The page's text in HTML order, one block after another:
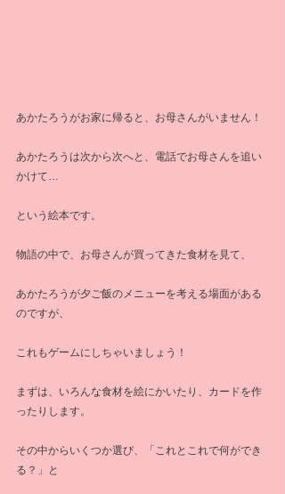
あかたろうがお家に帰ると、お母さんがいません！
あかたろうは次から次へと、電話でお母さんを追い
かけて…
という絵本です。
物語の中で、お母さんが買ってきた食材を見て、
あかたろうが夕ご飯のメニューを考える場面がある
のですが、
これもゲームにしちゃいましょう！
まずは、いろんな食材を絵にかいたり、カードを作
ったりします。
その中からいくつか選び、「これとこれで何ができ
る？」と